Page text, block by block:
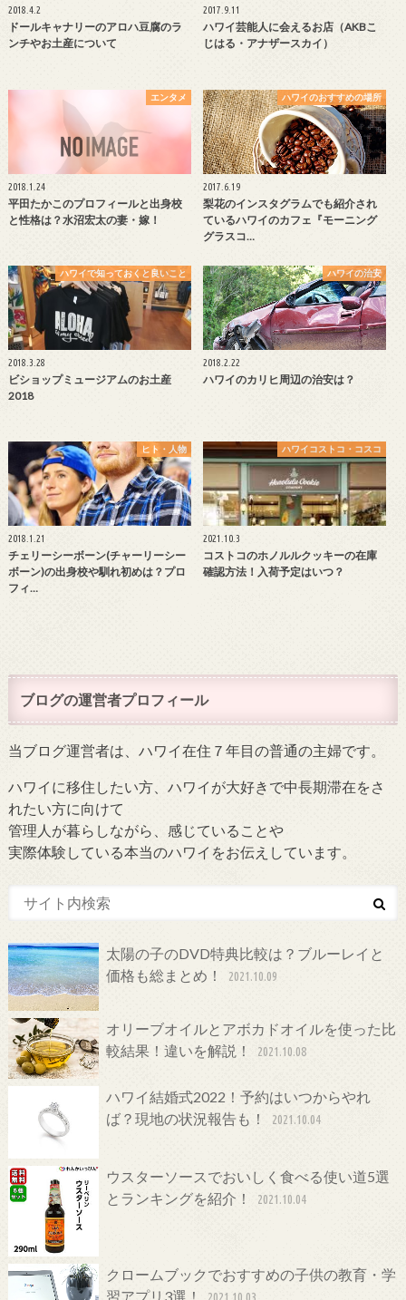
2018.4.2
ドールキャナリーのアロハ豆腐のラ
ンチやお土産について
2017.9.11
ハワイ芸能人に会えるお店（AKBこ
じはる・アナザースカイ）
エンタメ
2018.1.24
平田たかこのプロフィールと出身校
と性格は？水沼宏太の妻・嫁！
ハワイのおすすめの場所
2017.6.19
梨花のインスタグラムでも紹介され
ているハワイのカフェ『モーニング
グラスコ…
ハワイで知っておくと良いこと
2018.3.28
ビショップミュージアムのお土産
2018
ハワイの治安
2018.2.22
ハワイのカリヒ周辺の治安は？
ヒト・人物
2018.1.21
チェリーシーボーン(チャーリーシー
ボーン)の出身校や馴れ初めは？プロ
フィ…
ハワイコストコ・コスコ
2021.10.3
コストコのホノルルクッキーの在庫
確認方法！入荷予定はいつ？
ブログの運営者プロフィール
当ブログ運営者は、ハワイ在住７年目の普通の主婦です。
ハワイに移住したい方、ハワイが大好きで中長期滞在をさ
れたい方に向けて
管理人が暮らしながら、感じていることや
実際体験している本当のハワイをお伝えしています。
太陽の子のDVD特典比較は？ブルーレイと
価格も総まとめ！
2021.10.09
オリーブオイルとアボカドオイルを使った比
較結果！違いを解説！
2021.10.08
ハワイ結婚式2022！予約はいつからやれ
ば？現地の状況報告も！
2021.10.04
ウスターソースでおいしく食べる使い道5選
とランキングを紹介！
2021.10.04
クロームブックでおすすめの子供の教育・学
習アプリ3選！